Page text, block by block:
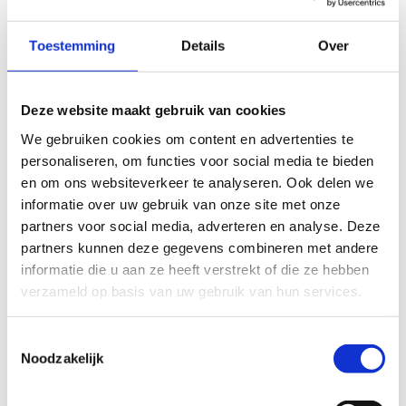
Toestemming Details Over
Deze website maakt gebruik van cookies
We gebruiken cookies om content en advertenties te
personaliseren, om functies voor social media te bieden
en om ons websiteverkeer te analyseren. Ook delen we
informatie over uw gebruik van onze site met onze
partners voor social media, adverteren en analyse. Deze
partners kunnen deze gegevens combineren met andere
informatie die u aan ze heeft verstrekt of die ze hebben
verzameld op basis van uw gebruik van hun services.
Noodzakelijk
Maak kennis met Sport
Vlaanderen Willebroek
Het platform dat we gebruiken om deze video af te
spelen maakt gebruik van marketing cookies. Klik in
onderstaande knop op 'Alles toestaan' of zet de